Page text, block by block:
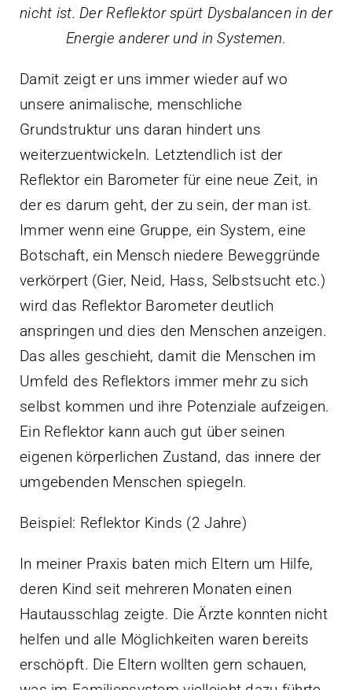
nicht ist. Der Reflektor spürt Dysbalancen in der
Energie anderer und in Systemen.
Damit zeigt er uns immer wieder auf wo
unsere animalische, menschliche
Grundstruktur uns daran hindert uns
weiterzuentwickeln. Letztendlich ist der
Reflektor ein Barometer für eine neue Zeit, in
der es darum geht, der zu sein, der man ist.
Immer wenn eine Gruppe, ein System, eine
Botschaft, ein Mensch niedere Beweggründe
verkörpert (Gier, Neid, Hass, Selbstsucht etc.)
wird das Reflektor Barometer deutlich
anspringen und dies den Menschen anzeigen.
Das alles geschieht, damit die Menschen im
Umfeld des Reflektors immer mehr zu sich
selbst kommen und ihre Potenziale aufzeigen.
Ein Reflektor kann auch gut über seinen
eigenen körperlichen Zustand, das innere der
umgebenden Menschen spiegeln.
Beispiel: Reflektor Kinds (2 Jahre)
In meiner Praxis baten mich Eltern um Hilfe,
deren Kind seit mehreren Monaten einen
Hautausschlag zeigte. Die Ärzte konnten nicht
helfen und alle Möglichkeiten waren bereits
erschöpft. Die Eltern wollten gern schauen,